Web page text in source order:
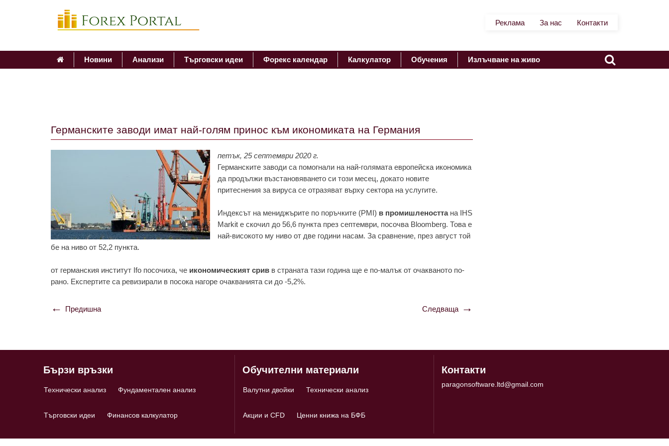
Реклама За нас Контакти
Новини Анализи Търговски идеи Форекс календар Калкулатор Обучения Излъчване на живо
Германските заводи имат най-голям принос към икономиката на Германия
петък, 25 септември 2020 г.
Германските заводи са помогнали на най-голямата европейска икономика
да продължи възстановяването си този месец, докато новите
притеснения за вируса се отразяват върху сектора на услугите.
Индексът на мениджърите по поръчките (PMI) в промишлеността на IHS
Markit е скочил до 56,6 пункта през септември, посочва Bloomberg. Това е
най-високото му ниво от две години насам. За сравнение, през август той
бе на ниво от 52,2 пункта.
от германския институт Ifo посочиха, че икономическият срив в страната тази година ще е по-малък от очакваното по-
рано. Експертите са ревизирали в посока нагоре очакванията си до -5,2%.
Навигация
Предишна Следваща
Бързи връзки
Технически анализ Фундаментален анализ
Търговски идеи Финансов калкулатор
Обучителни материали
Валутни двойки Технически анализ
Акции и CFD Ценни книжа на БФБ
Контакти
paragonsoftware.ltd@gmail.com